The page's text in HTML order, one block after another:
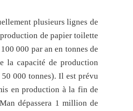
plusieurs lignes de
de papier toilette
000 par an en tonnes de
la capacité de production
000 tonnes). Il est prévu
en production à la fin de
dépassera 1 million de